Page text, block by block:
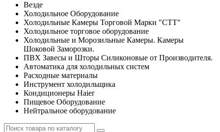
Везде
Холодильное Оборудование
Холодильные Камеры Торговой Марки "СТТ"
Холодильное торговое оборудование
Холодильные и Морозильные Камеры. Камеры
Шоковой Заморозки.
ПВХ Завесы и Шторы Силиконовые от Производителя.
Автоматика для холодильных систем
Расходные материалы
Инструмент холодильщика
Кондиционеры Haier
Пищевое Оборудование
Нейтральное оборудование